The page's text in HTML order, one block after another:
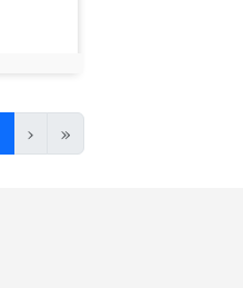
(目前頁次)
› »